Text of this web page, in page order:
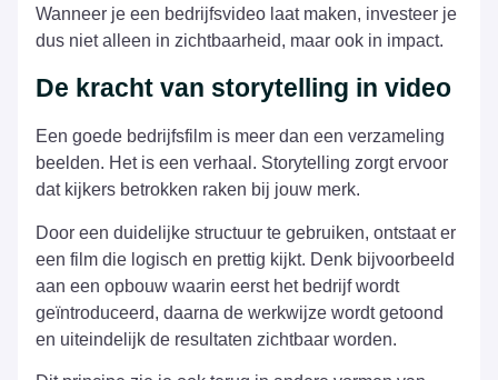
Wanneer je een bedrijfsvideo laat maken, investeer je
dus niet alleen in zichtbaarheid, maar ook in impact.
De kracht van storytelling in video
Een goede bedrijfsfilm is meer dan een verzameling
beelden. Het is een verhaal. Storytelling zorgt ervoor
dat kijkers betrokken raken bij jouw merk.
Door een duidelijke structuur te gebruiken, ontstaat er
een film die logisch en prettig kijkt. Denk bijvoorbeeld
aan een opbouw waarin eerst het bedrijf wordt
geïntroduceerd, daarna de werkwijze wordt getoond
en uiteindelijk de resultaten zichtbaar worden.